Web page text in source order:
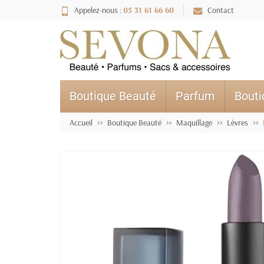
Appelez-nous :05 31 61 66 60 Contact
Boutique Beauté Parfum
Accueil Boutique Beauté Maquillage Lèvres